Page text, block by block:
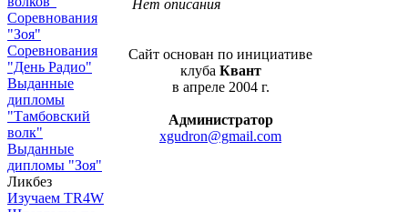
Соревнования
"Зоя"
Соревнования
"День Радио"
Выданные
дипломы
"Тамбовский
волк"
Выданные
дипломы "Зоя"
Ликбез
Изучаем TR4W
Нет описания
Сайт основан по инициативе
клуба Квант
в апреле 2004 г.
Администратор
xgudron@gmail.com